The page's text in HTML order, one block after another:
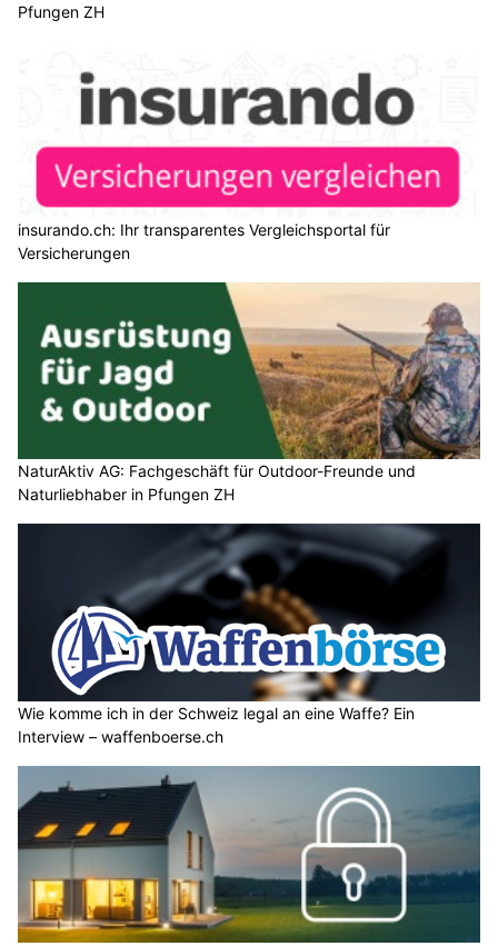
Pfungen ZH
insurando.ch: Ihr transparentes Vergleichsportal für
Versicherungen
NaturAktiv AG: Fachgeschäft für Outdoor-Freunde und
Naturliebhaber in Pfungen ZH
Wie komme ich in der Schweiz legal an eine Waffe? Ein
Interview – waffenboerse.ch